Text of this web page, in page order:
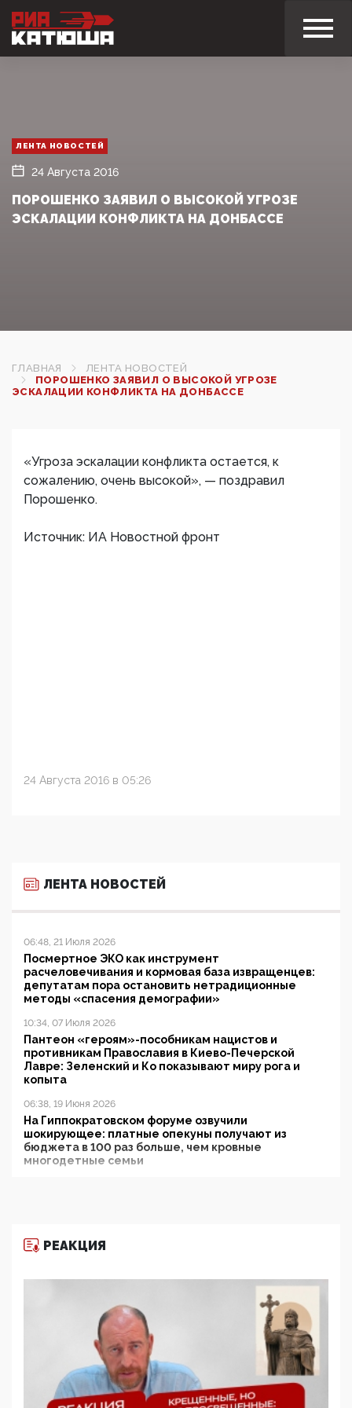
ЛЕНТА НОВОСТЕЙ
24 Августа 2016
ПОРОШЕНКО ЗАЯВИЛ О ВЫСОКОЙ УГРОЗЕ
ЭСКАЛАЦИИ КОНФЛИКТА НА ДОНБАССЕ
ГЛАВНАЯ
ЛЕНТА НОВОСТЕЙ
ПОРОШЕНКО ЗАЯВИЛ О ВЫСОКОЙ УГРОЗЕ
ЭСКАЛАЦИИ КОНФЛИКТА НА ДОНБАССЕ
«Угроза эскалации конфликта остается, к
сожалению, очень высокой», — поздравил
Порошенко.
Источник: ИА Новостной фронт
24 Августа 2016 в 05:26
ЛЕНТА НОВОСТЕЙ
06:48, 21 Июля 2026
Посмертное ЭКО как инструмент
расчеловечивания и кормовая база извращенцев:
депутатам пора остановить нетрадиционные
методы «спасения демографии»
10:34, 07 Июля 2026
Пантеон «героям»-пособникам нацистов и
противникам Православия в Киево-Печерской
Лавре: Зеленский и Ко показывают миру рога и
копыта
06:38, 19 Июня 2026
На Гиппократовском форуме озвучили
шокирующее: платные опекуны получают из
бюджета в 100 раз больше, чем кровные
многодетные семьи
11:53, 09 Июня 2026
деятельность ИИТО ЮНЕСКО в России, но
цифроглобалисты продолжают определять
повестку в образовании
09:43, 01 Июня 2026
5G за счет здоровья граждан: Минцифры намерено
отобрать у регионов и муниципалитетов право
защищать жилые дома и социальные объекты от
РЕАКЦИЯ